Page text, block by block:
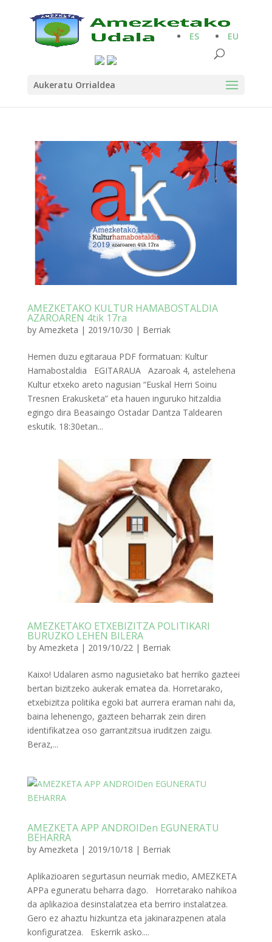
Aukeratu Orrialdea
ES EU
AMEZKETAKO KULTUR HAMABOSTALDIA
AZAROAREN 4tik 17ra
by Amezketa | 2019/10/30 | Berriak
Hemen duzu egitaraua PDF formatuan: Kultur
Hamabostaldia EGITARAUA Azaroak 4, astelehena
Kultur etxeko areto nagusian “Euskal Herri Soinu
Tresnen Erakusketa” eta hauen inguruko hitzaldia
egingo dira Beasaingo Ostadar Dantza Taldearen
eskutik. 18:30etan...
AMEZKETAKO ETXEBIZITZA POLITIKARI
BURUZKO LEHEN BILERA
by Amezketa | 2019/10/22 | Berriak
Kaixo! Udalaren asmo nagusietako bat herriko gazteei
bertan bizitzeko aukerak ematea da. Horretarako,
etxebizitza politika egoki bat aurrera eraman nahi da,
baina lehenengo, gazteen beharrak zein diren
identifikatzea oso garrantzitsua iruditzen zaigu.
Beraz,...
AMEZKETA APP ANDROIDen EGUNERATU
BEHARRA
by Amezketa | 2019/10/18 | Berriak
Aplikazioaren segurtasun neurriak medio, AMEZKETA
APPa eguneratu beharra dago. Horretarako nahikoa
da aplikazioa desinstalatzea eta berriro instalatzea.
Gero ez ahaztu hizkuntza eta jakinarazpenen atala
konfiguratzea. Eskerrik asko....